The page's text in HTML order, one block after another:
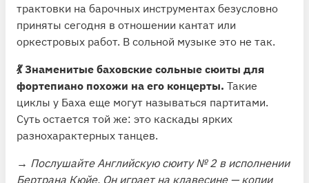
трактовки на барочных инструментах безусловно
приняты сегодня в отношении кантат или
оркестровых работ. В сольной музыке это не так.
💃 Знаменитые баховские сольные сюиты для
фортепиано похожи на его концерты. Такие
циклы у Баха еще могут называться партитами.
Суть остается той же: это каскады ярких
разнохарактерных танцев.
→ Послушайте Английскую сюиту № 2 в исполнении
Бертрана Кюйе. Он играет на клавесине — копии